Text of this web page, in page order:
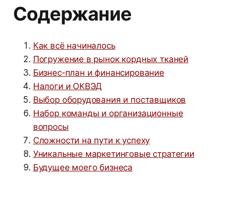
Содержание
Как всё начиналось
Погружение в рынок кордных тканей
Бизнес-план и финансирование
Налоги и ОКВЭД
Выбор оборудования и поставщиков
Набор команды и организационные
вопросы
Сложности на пути к успеху
Уникальные маркетинговые стратегии
Будущее моего бизнеса